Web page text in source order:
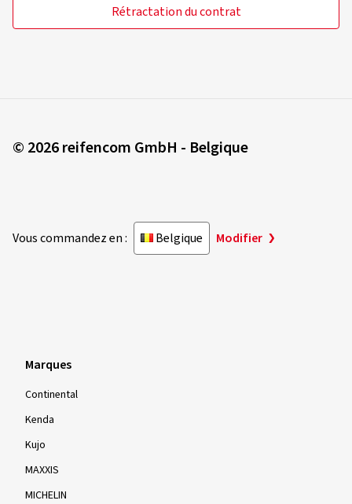
Rétractation du contrat
© 2026 reifencom GmbH - Belgique
Vous commandez en : Belgique Modifier
Marques
Continental
Kenda
Kujo
MAXXIS
MICHELIN